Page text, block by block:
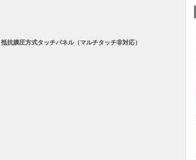
抵抗膜圧方式タッチパネル（マルチタッチ非対応）